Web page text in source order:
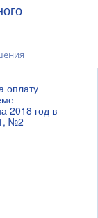
оплату
2018 год в
№2